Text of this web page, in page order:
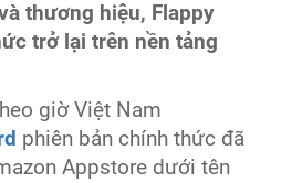
thương hiệu, Flappy
trở lại trên nền tảng
giờ Việt Nam
phiên bản chính thức đã
Appstore dưới tên